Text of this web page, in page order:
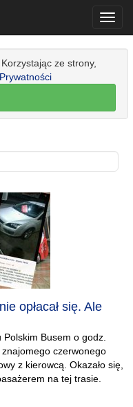
ze strony,
opłacał się. Ale
Busem o godz.
czerwonego
z kierowcą. Okazało się,
na tej trasie.